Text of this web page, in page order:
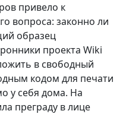
привело к
вопроса: законно ли
образец
проекта Wiki
в свободный
кодом для печати
у себя дома. На
преграду в лице